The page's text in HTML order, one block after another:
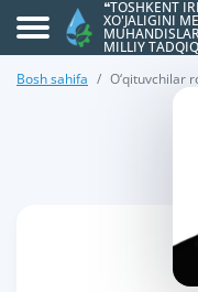
❝TOSHKENT
XO'JALIGINI
MILLIY
Bosh sahifa O‘qituvchilar